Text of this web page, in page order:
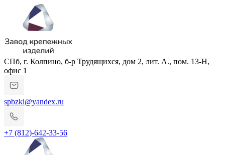
СПб, г. Колпино, б-р Трудящихся, дом 2, лит. А., пом. 13-Н,
офис 1
spbzki@yandex.ru
+7 (812)-642-33-56